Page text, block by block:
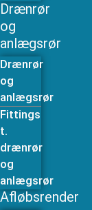
Drænrør
og
anlægsrør
Drænrør
og
anlægsrør
Fittings
t.
drænrør
og
anlægsrør
Afløbsrender